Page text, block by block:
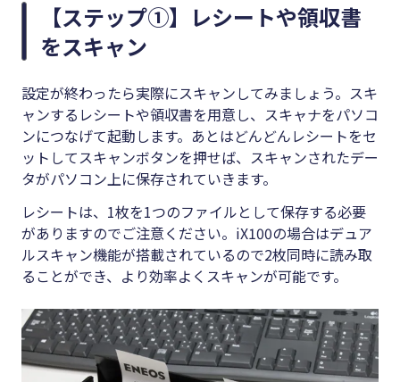
【ステップ①】レシートや領収書
をスキャン
設定が終わったら実際にスキャンしてみましょう。スキ
ャンするレシートや領収書を用意し、スキャナをパソコ
ンにつなげて起動します。あとはどんどんレシートをセ
ットしてスキャンボタンを押せば、スキャンされたデー
タがパソコン上に保存されていきます。
レシートは、1枚を1つのファイルとして保存する必要
がありますのでご注意ください。iX100の場合はデュア
ルスキャン機能が搭載されているので2枚同時に読み取
ることができ、より効率よくスキャンが可能です。